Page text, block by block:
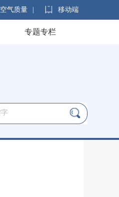
空气质量 移动端
专题专栏